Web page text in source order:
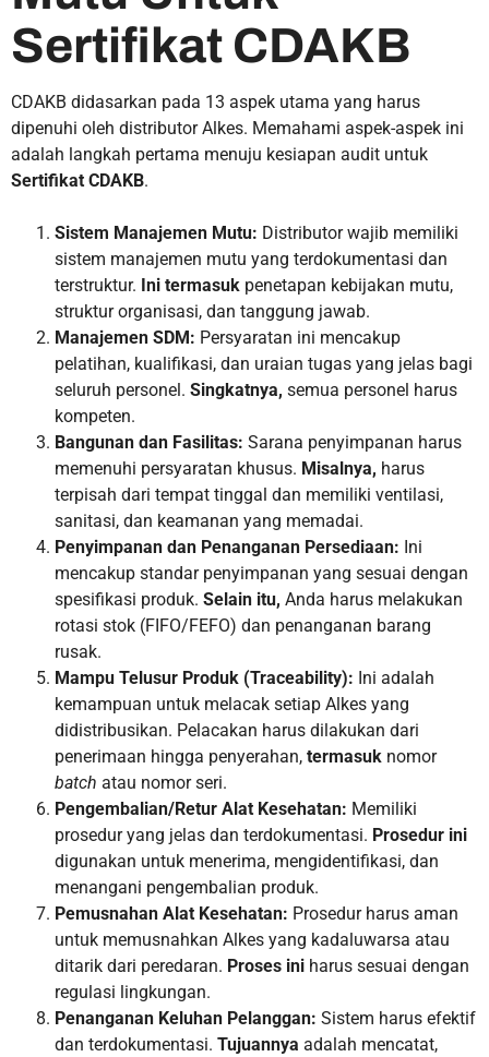
Sertifikat CDAKB
CDAKB didasarkan pada 13 aspek utama yang harus
dipenuhi oleh distributor Alkes. Memahami aspek-aspek ini
adalah langkah pertama menuju kesiapan audit untuk
Sertifikat CDAKB.
Sistem Manajemen Mutu: Distributor wajib memiliki
sistem manajemen mutu yang terdokumentasi dan
terstruktur. Ini termasuk penetapan kebijakan mutu,
struktur organisasi, dan tanggung jawab.
Manajemen SDM: Persyaratan ini mencakup
pelatihan, kualifikasi, dan uraian tugas yang jelas bagi
seluruh personel. Singkatnya, semua personel harus
kompeten.
Bangunan dan Fasilitas: Sarana penyimpanan harus
memenuhi persyaratan khusus. Misalnya, harus
terpisah dari tempat tinggal dan memiliki ventilasi,
sanitasi, dan keamanan yang memadai.
Penyimpanan dan Penanganan Persediaan: Ini
mencakup standar penyimpanan yang sesuai dengan
spesifikasi produk. Selain itu, Anda harus melakukan
rotasi stok (FIFO/FEFO) dan penanganan barang
rusak.
Mampu Telusur Produk (Traceability): Ini adalah
kemampuan untuk melacak setiap Alkes yang
didistribusikan. Pelacakan harus dilakukan dari
penerimaan hingga penyerahan, termasuk nomor
batch atau nomor seri.
Pengembalian/Retur Alat Kesehatan: Memiliki
prosedur yang jelas dan terdokumentasi. Prosedur ini
digunakan untuk menerima, mengidentifikasi, dan
menangani pengembalian produk.
Pemusnahan Alat Kesehatan: Prosedur harus aman
untuk memusnahkan Alkes yang kadaluwarsa atau
ditarik dari peredaran. Proses ini harus sesuai dengan
regulasi lingkungan.
Penanganan Keluhan Pelanggan: Sistem harus efektif
dan terdokumentasi. Tujuannya adalah mencatat,